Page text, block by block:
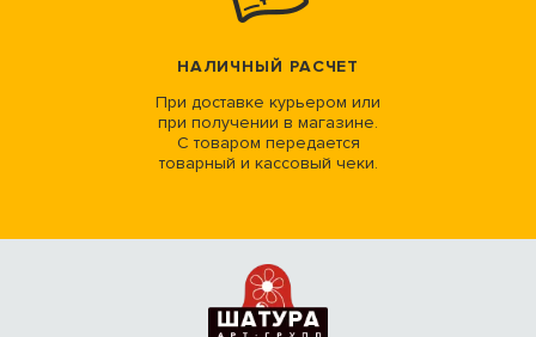
НАЛИЧНЫЙ РАСЧЕТ
При доставке курьером или
при получении в магазине.
С товаром передается
товарный и кассовый чеки.